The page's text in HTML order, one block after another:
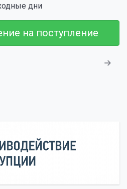
дни
на поступление